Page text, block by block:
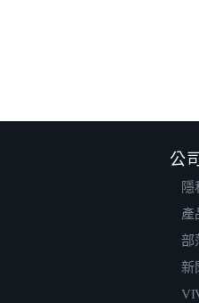
公
隱
產
部
新